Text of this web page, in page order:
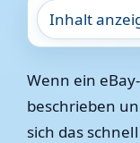
Inhalt
Wenn ein
beschrieben
sich das